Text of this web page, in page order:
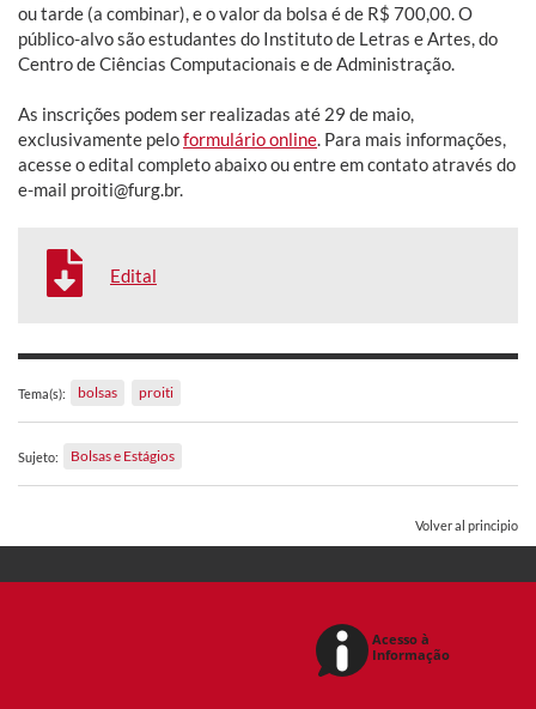
ou tarde (a combinar), e o valor da bolsa é de R$ 700,00. O
público-alvo são estudantes do Instituto de Letras e Artes, do
Centro de Ciências Computacionais e de Administração.
As inscrições podem ser realizadas até 29 de maio,
exclusivamente peloformulário online . Para mais informações,
acesse o edital completo abaixo ou entre em contato através do
e-mail proiti@furg.br.
Edital
Tema(s): bolsas proiti
Sujeto: Bolsas e Estágios
Volver al principio